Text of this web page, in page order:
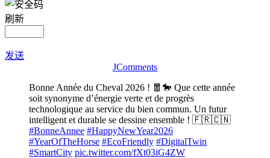
刷新
发送
JComments
Bonne Année du Cheval 2026 ! 🧧🐎 Que cette année
soit synonyme d’énergie verte et de progrès
technologique au service du bien commun. Un futur
intelligent et durable se dessine ensemble ! 🇫🇷🇨🇳
#BonneAnnee #HappyNewYear2026
#YearOfTheHorse #EcoFriendly #DigitalTwin
#SmartCity pic.twitter.com/fXt03iG4ZW